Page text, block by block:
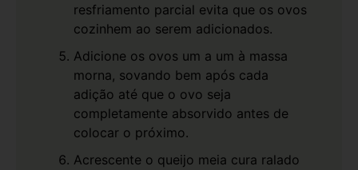
resfriamento parcial evita que os ovos
cozinhem ao serem adicionados.
Adicione os ovos um a um à massa
morna, sovando bem após cada
adição até que o ovo seja
completamente absorvido antes de
colocar o próximo.
Acrescente o queijo meia cura ralado